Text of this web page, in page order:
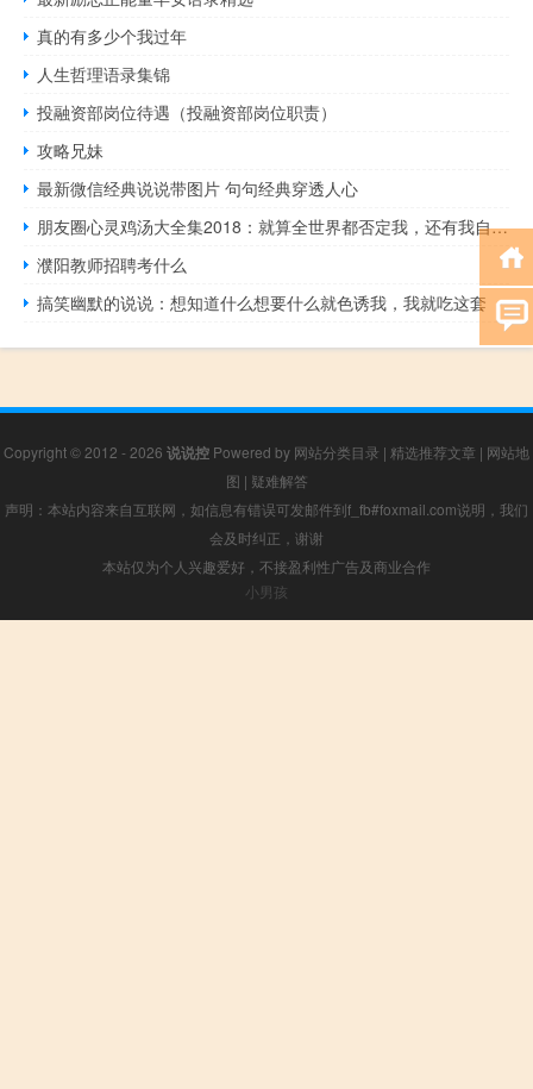
真的有多少个我过年
人生哲理语录集锦
投融资部岗位待遇（投融资部岗位职责）
攻略兄妹
最新微信经典说说带图片 句句经典穿透人心
朋友圈心灵鸡汤大全集2018：就算全世界都否定我，还有我自己相信我
濮阳教师招聘考什么
搞笑幽默的说说：想知道什么想要什么就色诱我，我就吃这套
Copyright © 2012 - 2026 说说控 Powered by 网站分类目录 | 精选推荐文章 | 网站地
图 | 疑难解答
声明：本站内容来自互联网，如信息有错误可发邮件到f_fb#foxmail.com说明，我们
会及时纠正，谢谢
本站仅为个人兴趣爱好，不接盈利性广告及商业合作
小男孩